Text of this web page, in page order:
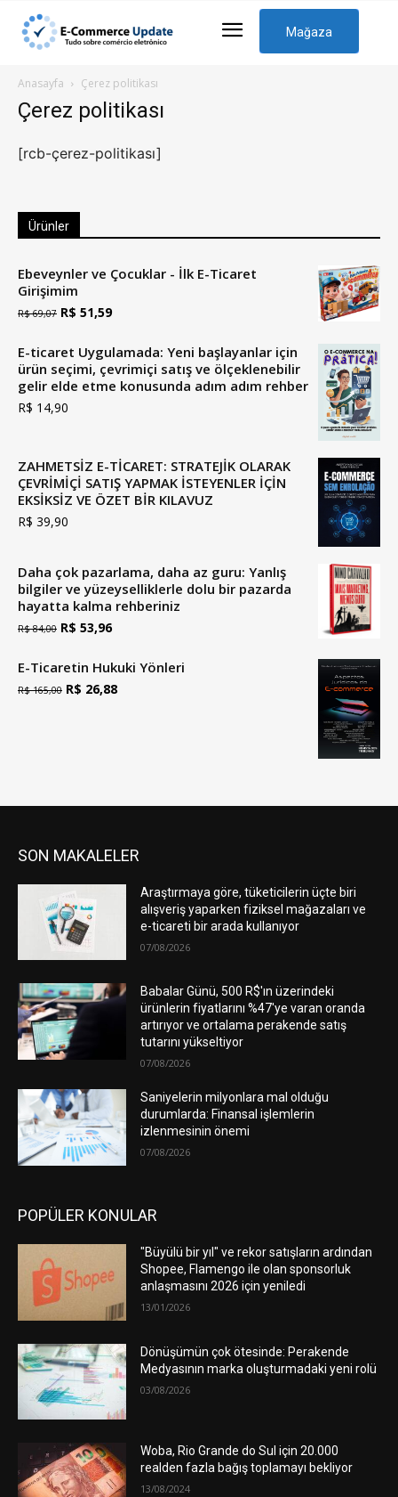
Mağaza
Anasayfa Çerez politikası
Çerez politikası
[rcb-çerez-politikası]
Ürünler
Ebeveynler ve Çocuklar - İlk E-Ticaret
Girişimim
R$69,07 Orijinal
69,07
R$
idi.
R$ 51,59Güncel
51,59
R$.
E-ticaret Uygulamada: Yeni başlayanlar için
ürün seçimi, çevrimiçi satış ve ölçeklenebilir
gelir elde etme konusunda adım adım rehber
R$ 14,90
ZAHMETSİZ E-TİCARET: STRATEJİK OLARAK
ÇEVRİMİÇİ SATIŞ YAPMAK İSTEYENLER İÇİN
EKSİKSİZ VE ÖZET BİR KILAVUZ
R$ 39,90
Daha çok pazarlama, daha az guru: Yanlış
bilgiler ve yüzeyselliklerle dolu bir pazarda
hayatta kalma rehberiniz
R$84,00 Orijinal
R$ 53,96Güncel
E-Ticaretin Hukuki Yönleri
R$165,00 Orijinal
R$ 26,88Güncel
SON MAKALELER
Araştırmaya göre, tüketicilerin üçte biri
alışveriş yaparken fiziksel mağazaları ve
e-ticareti bir arada kullanıyor
07/08/2026
Babalar Günü, 500 R$'ın üzerindeki
ürünlerin fiyatlarını %47'ye varan oranda
artırıyor ve ortalama perakende satış
tutarını yükseltiyor
07/08/2026
Saniyelerin milyonlara mal olduğu
durumlarda: Finansal işlemlerin
izlenmesinin önemi
07/08/2026
POPÜLER KONULAR
"Büyülü bir yıl" ve rekor satışların ardından
Shopee, Flamengo ile olan sponsorluk
anlaşmasını 2026 için yeniledi
13/01/2026
Dönüşümün çok ötesinde: Perakende
Medyasının marka oluşturmadaki yeni rolü
03/08/2026
Woba, Rio Grande do Sul için 20.000
realden fazla bağış toplamayı bekliyor
13/08/2024